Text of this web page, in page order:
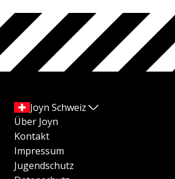
Joyn Schweiz
Über Joyn
Kontakt
Impressum
Jugendschutz